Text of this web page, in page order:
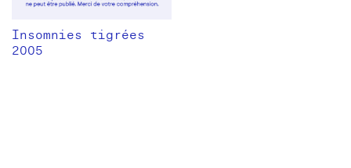
Insomnies tigrées
2005